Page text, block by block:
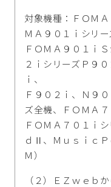
対象機種：ＦＯＭ
ＭＡ９０１ｉシリー
ＦＯＭＡ９０１ｉ
２ｉシリーズＰ９
ｉ、
Ｆ９０２ｉ、Ｎ９
ズ全機、ＦＯＭＡ
ＦＯＭＡ７０１ｉ
ｄⅡ、Ｍｕｓｉｃ
Ｍ）
（２）ＥＺｗｅｂ